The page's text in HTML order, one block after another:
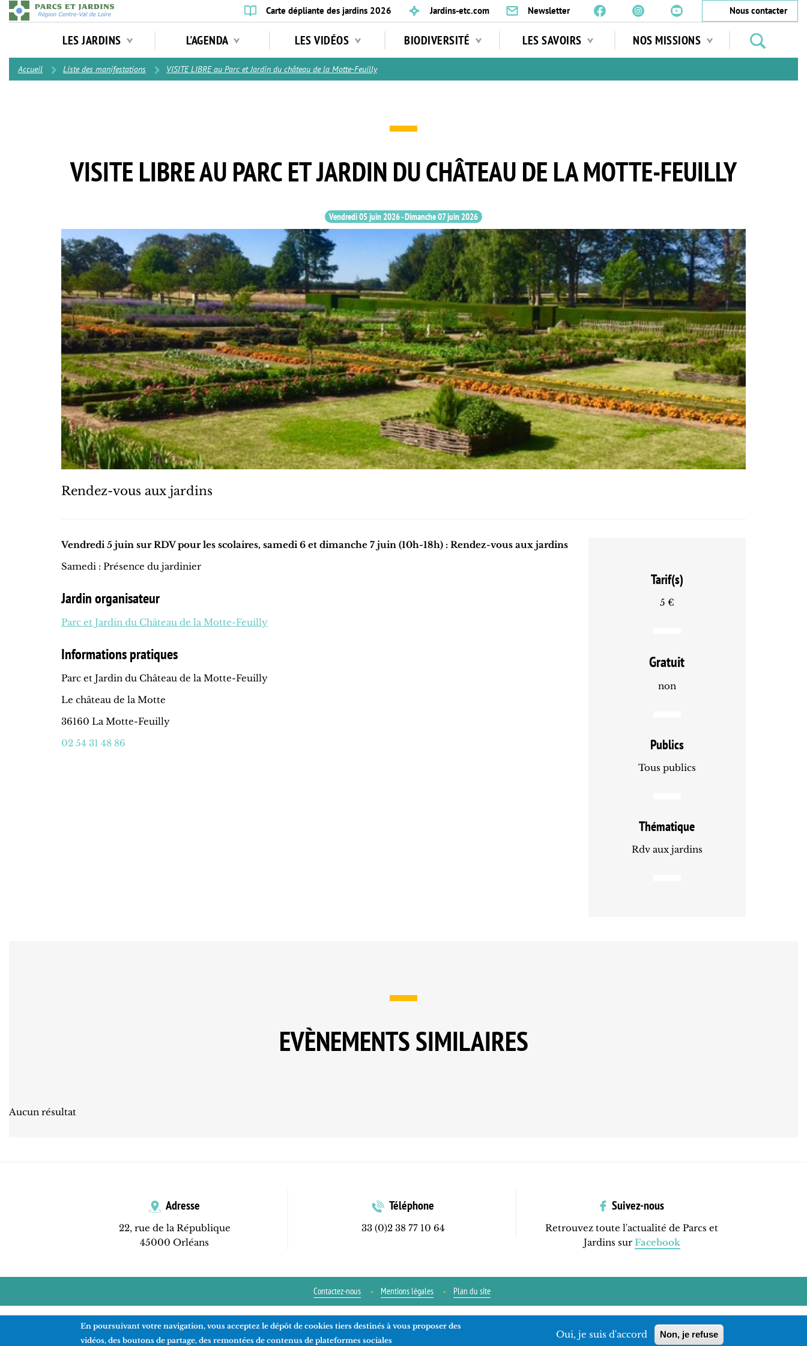
Aller
au
Carte dépliante des jardins 2026 Jardins-etc.com Newsletter
Nous contacter
principale
LES JARDINS L'AGENDA LES VIDÉOS BIODIVERSITÉ LES SAVOIRS NOS MISSIONS
jardins
Contenu
Accueil Liste des manifestations VISITE LIBRE au Parc et Jardin du château de la Motte-Feuilly
VISITE LIBRE AU PARC ET JARDIN DU CHÂTEAU DE LA MOTTE-FEUILLY
Vendredi 05 juin 2026-Dimanche 07 juin 2026
Rendez-vous aux jardins
Vendredi 5 juin sur RDV pour les scolaires, samedi 6 et dimanche 7 juin (10h-18h) : Rendez-vous aux jardins
Samedi : Présence du jardinier
Jardin organisateur
Parc et Jardin du Château de la Motte-Feuilly
Informations pratiques
Parc et Jardin du Château de la Motte-Feuilly
Le château de la Motte
36160 La Motte-Feuilly
02 54 31 48 86
Tarif(s)
5 €
Gratuit
non
Publics
Tous publics
Thématique
Rdv aux jardins
EVÈNEMENTS SIMILAIRES
Aucun résultat
Adresse
22, rue de la République
45000 Orléans
Téléphone
33 (0)2 38 77 10 64
Suivez-nous
Retrouvez toute l'actualité de Parcs et
Jardins sur Facebook
Contactez-nous Mentions légales Plan du site
Réalisationads-COM
En poursuivant votre navigation, vous acceptez le dépôt de cookies tiers destinés à vous proposer des
vidéos, des boutons de partage, des remontées de contenus de plateformes sociales
Oui, je suis d'accord Non, je refuse